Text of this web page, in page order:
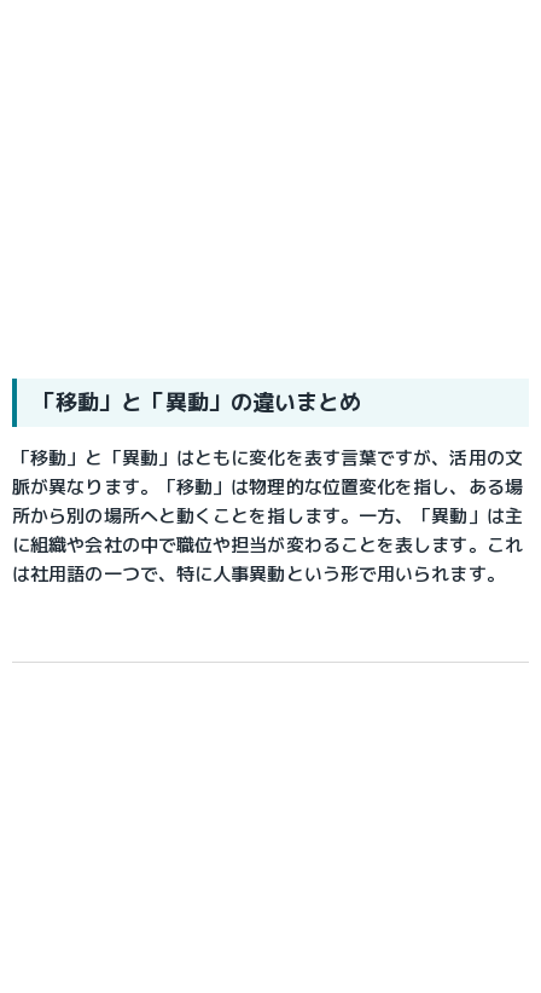
「移動」と「異動」の違いまとめ
「移動」と「異動」はともに変化を表す言葉ですが、活用の文
脈が異なります。「移動」は物理的な位置変化を指し、ある場
所から別の場所へと動くことを指します。一方、「異動」は主
に組織や会社の中で職位や担当が変わることを表します。これ
は社用語の一つで、特に人事異動という形で用いられます。